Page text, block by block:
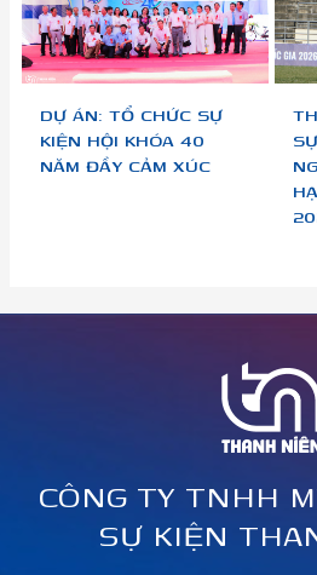
DỰ ÁN: TỔ CHỨC SỰ
KIỆN HỘI KHÓA 40
NĂM ĐẦY CẢM XÚC
CÔNG TY TNHH
SỰ KIỆN